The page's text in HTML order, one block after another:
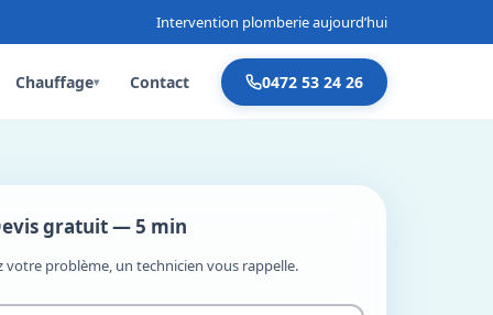
Intervention plomberie aujourd’hui
Chauffage▾ Contact 0472 53 24 26
gratuit — 5 min
votre problème, un technicien vous rappelle.